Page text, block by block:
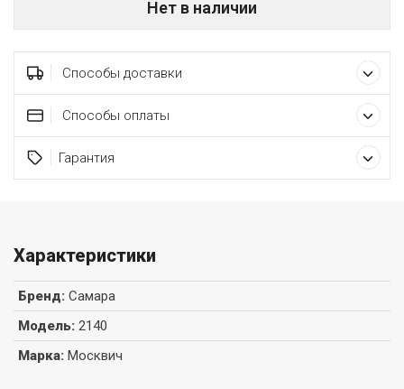
Нет в наличии
Способы доставки
Способы оплаты
Гарантия
Характеристики
Бренд: Самара
Модель: 2140
Марка: Москвич